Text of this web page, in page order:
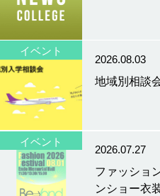
イベント
2026.08.03
地域別相談
イベント
2026.07.27
ファッショ
ンショー衣